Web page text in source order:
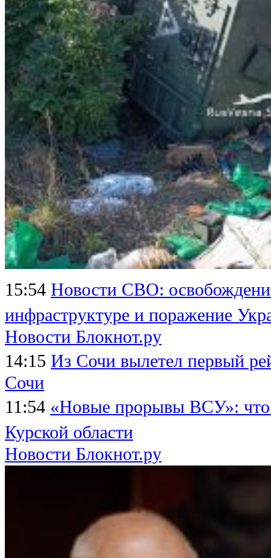
15:54 Новости СВО:
инфраструктуре и поражение
Новости Блокнот.ру
14:15 Из Сочи вылетел первый
Сочи
11:54 «Новые прорывы ВСУ»: что
Курской области
Новости Блокнот.ру